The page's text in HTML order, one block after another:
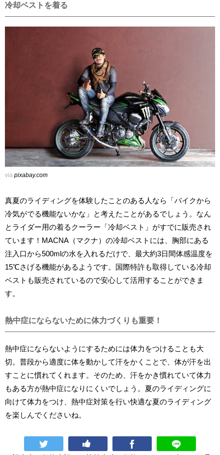
冷却ベストを着る
via pixabay.com
真夏のライディングを体験したことのある人なら「バイクから
冷気がでる機能ないかな」と考えたことがあるでしょう。なん
とライダー用の着るクーラー「冷却ベスト」がすでに販売され
ています！MACNA（マクナ）の冷却ベストには、胸部にある
注入口から500mlの水を入れるだけで、最大約3日間体感温度を
15℃さげる機能があるようです。国際特許も取得している冷却
ベストも販売されているので安心して活用することができま
す。
熱中症にならないために体力づくりも重要！
熱中症にならないようにするためには体力をつけることも大
切。普段から適度に体を動かして汗をかくことで、体が汗を出
すことに慣れてくれます。そのため、汗をかき慣れていて体力
もある方が熱中症になりにくいでしょう。夏のライディングに
向けて体力をつけ、熱中症対策を行い快適な夏のライディング
を楽しんでくださいね。